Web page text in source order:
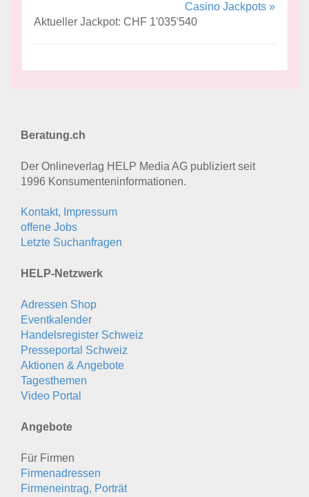
Casino Jackpots »
Aktueller Jackpot: CHF 1'035'540
Beratung.ch
Der Onlineverlag HELP Media AG publiziert seit
1996 Konsumenten­informationen.
Kontakt, Impressum
offene Jobs
Letzte Suchanfragen
HELP-Netzwerk
Adressen Shop
Eventkalender
Handelsregister Schweiz
Presseportal Schweiz
Aktionen & Angebote
Tagesthemen
Video Portal
Angebote
Für Firmen
Firmenadressen
Firmeneintrag, Porträt